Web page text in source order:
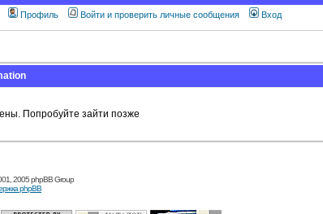
Профиль Войти и проверить личные сообщения Вход
Попробуйте зайти позже
2005 phpBB Group
phpBB